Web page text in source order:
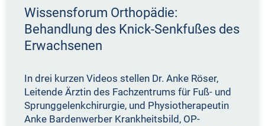
Wissensforum Orthopädie:
Behandlung des Knick-Senkfußes des
Erwachsenen
In drei kurzen Videos stellen Dr. Anke Röser,
Leitende Ärztin des Fachzentrums für Fuß- und
Sprunggelenkchirurgie, und Physiotherapeutin
Anke Bardenwerber Krankheitsbild, OP-